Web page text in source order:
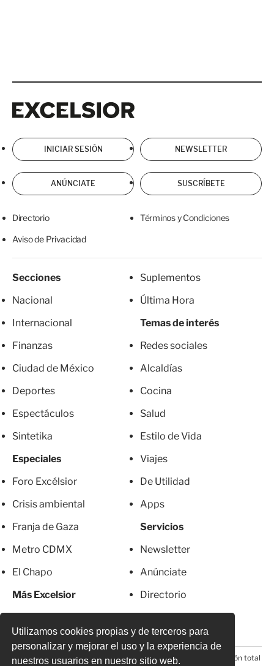
Utilizamos cookies propias y de terceros para
personalizar y mejorar el uso y la experiencia de
nuestros usuarios en nuestro sitio web.
INICIAR SESIÓN NEWSLETTER
ANÚNCIATE SUSCRÍBETE
Directorio Términos y Condiciones
Aviso de Privacidad
Secciones
Nacional
Internacional
Finanzas
Ciudad de México
Deportes
Espectáculos
Sintetika
Especiales
Foro Excélsior
Crisis ambiental
Franja de Gaza
Metro CDMX
El Chapo
Más Excelsior
Suplementos
Última Hora
Temas de interés
Redes sociales
Alcaldías
Cocina
Salud
Estilo de Vida
Viajes
De Utilidad
Apps
Servicios
Newsletter
Anúnciate
Directorio
© 2026 Todos los derechos reservados. Prohibida la reproducción total